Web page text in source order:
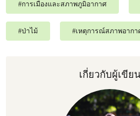
#การเมืองและสภาพภูมิอากาศ
#ป่าไม้ #เหตุการณ์สภาพอาก
เกี่ยวกับผู้เขีย